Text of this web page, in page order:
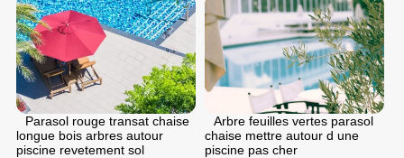
Parasol rouge transat chaise
longue bois arbres autour
piscine revetement sol
Arbre feuilles vertes parasol
chaise mettre autour d une
piscine pas cher